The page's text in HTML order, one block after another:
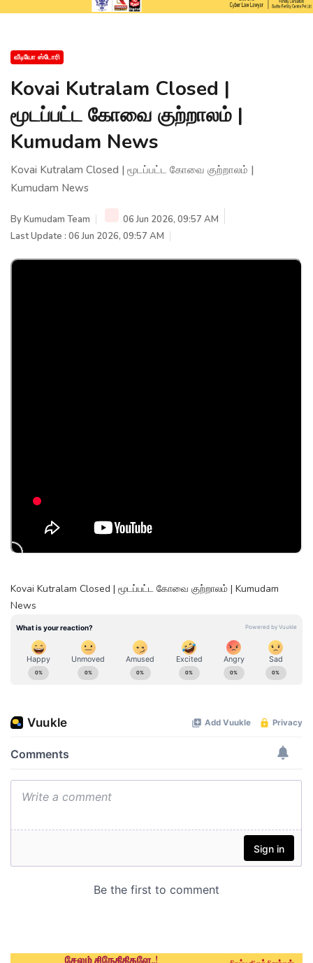
வீடியோ ஸ்டோரி
Kovai Kutralam Closed |
மூடப்பட்ட கோவை குற்றாலம் |
Kumudam News
Kovai Kutralam Closed | மூடப்பட்ட கோவை குற்றாலம் |
Kumudam News
ByKumudam Team
06 Jun 2026, 09:57 AM
Last Update : 06 Jun 2026, 09:57 AM
Kovai Kutralam Closed | மூடப்பட்ட கோவை குற்றாலம் | Kumudam
News